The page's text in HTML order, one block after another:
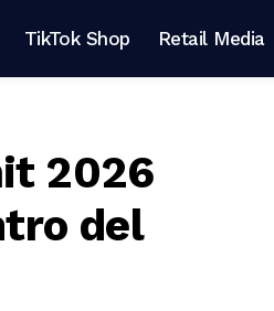
TikTok Shop Retail Media
2026
del